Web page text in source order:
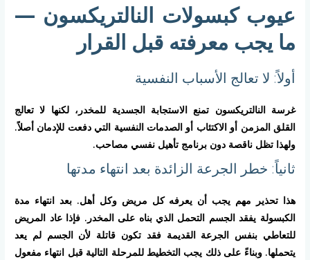
عيوب كبسولات النالتريكسون —
ما يجب معرفته قبل القرار
أولاً: لا تعالج الأسباب النفسية
غرسة النالتريكسون تمنع الاستجابة الجسدية للمخدر، لكنها لا تعالج
القلق المزمن أو الاكتئاب أو الصدمات النفسية التي دفعت للإدمان أصلاً.
ولهذا تظل ناقصة دون برنامج تأهيل نفسي مصاحب.
ثانياً: خطر الجرعة الزائدة بعد انتهاء مدتها
هذا تحذير مهم يجب أن يعرفه كل مريض وكل أهل. بعد انتهاء مدة
الكبسولة يفقد الجسم التحمل الذي بناه على المخدر. فإذا عاد المريض
للتعاطي بنفس الجرعة القديمة فقد تكون قاتلة لأن الجسم لم يعد
يتحملها. وبناءً على ذلك يجب التخطيط للمرحلة التالية قبل انتهاء مفعول